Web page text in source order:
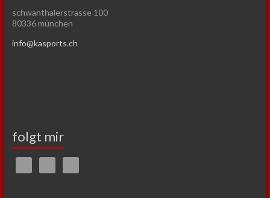
schwanthalerstrasse 100
80336 münchen
info@kasports.ch
folgt mir